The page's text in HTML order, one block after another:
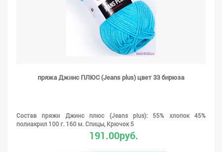
пряжа Джинс ПЛЮС (Jeans plus) цвет 33 бирюза
Состав пряжи Джинс плюс (Jeans plus): 55% хлопок 45%
полиакрил 100 г. 160 м. Спицы, Крючок 5
191.00руб.